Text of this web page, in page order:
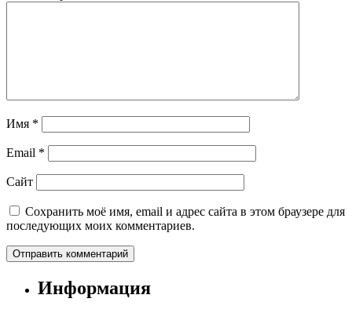
Имя *
Email *
Сайт
Сохранить моё имя, email и адрес сайта в этом браузере для
последующих моих комментариев.
Информация